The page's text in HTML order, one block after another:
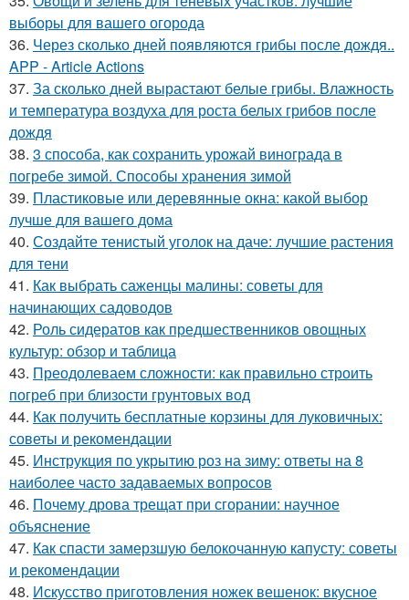
выборы для вашего огорода
36. Через сколько дней появляются грибы после дождя..
APP - Article Actions
37. За сколько дней вырастают белые грибы. Влажность
и температура воздуха для роста белых грибов после
дождя
38. 3 способа, как сохранить урожай винограда в
погребе зимой. Способы хранения зимой
39. Пластиковые или деревянные окна: какой выбор
лучше для вашего дома
40. Создайте тенистый уголок на даче: лучшие растения
для тени
41. Как выбрать саженцы малины: советы для
начинающих садоводов
42. Роль сидератов как предшественников овощных
культур: обзор и таблица
43. Преодолеваем сложности: как правильно строить
погреб при близости грунтовых вод
44. Как получить бесплатные корзины для луковичных:
советы и рекомендации
45. Инструкция по укрытию роз на зиму: ответы на 8
наиболее часто задаваемых вопросов
46. Почему дрова трещат при сгорании: научное
объяснение
47. Как спасти замерзшую белокочанную капусту: советы
и рекомендации
48. Искусство приготовления ножек вешенок: вкусное